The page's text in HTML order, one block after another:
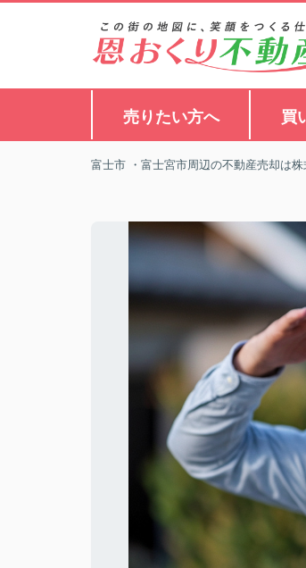
売りたい方へ 買
富士市 ・富士宮市周辺の不動産売却は